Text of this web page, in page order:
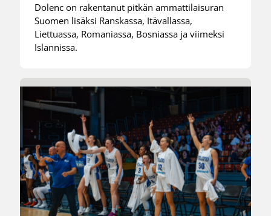
Dolenc on rakentanut pitkän ammattilaisuran
Suomen lisäksi Ranskassa, Itävallassa,
Liettuassa, Romaniassa, Bosniassa ja viimeksi
Islannissa.